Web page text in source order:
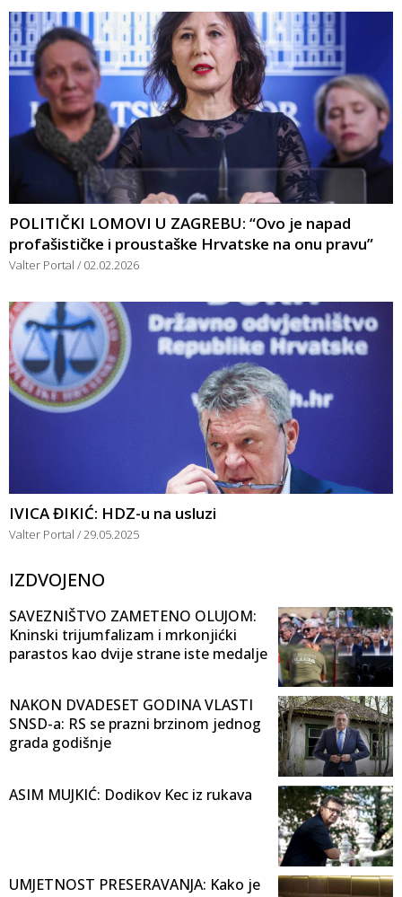
POLITIČKI LOMOVI U ZAGREBU: “Ovo je napad
profašističke i proustaške Hrvatske na onu pravu”
Valter Portal 02.02.2026
IVICA ĐIKIĆ: HDZ-u na usluzi
Valter Portal 29.05.2025
IZDVOJENO
SAVEZNIŠTVO ZAMETENO OLUJOM:
Kninski trijumfalizam i mrkonjićki
parastos kao dvije strane iste medalje
NAKON DVADESET GODINA VLASTI
SNSD-a: RS se prazni brzinom jednog
grada godišnje
ASIM MUJKIĆ: Dodikov Kec iz rukava
UMJETNOST PRESERAVANJA: Kako je